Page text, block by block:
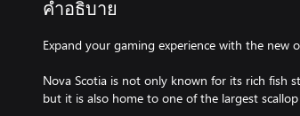
คำอธิบาย
Expand your gaming experience with the new
Nova Scotia is not only known for its rich fish
but it is also home to one of the largest